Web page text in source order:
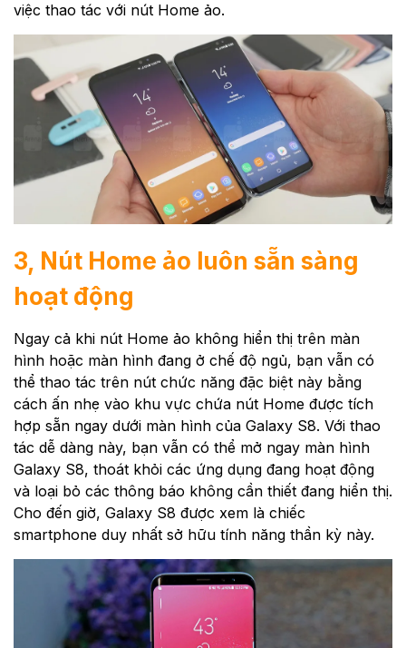
việc thao tác với nút Home ảo.
3, Nút Home ảo luôn sẵn sàng
hoạt động
Ngay cả khi nút Home ảo không hiển thị trên màn
hình hoặc màn hình đang ở chế độ ngủ, bạn vẫn có
thể thao tác trên nút chức năng đặc biệt này bằng
cách ấn nhẹ vào khu vực chứa nút Home được tích
hợp sẵn ngay dưới màn hình của Galaxy S8. Với thao
tác dễ dàng này, bạn vẫn có thể mở ngay màn hình
Galaxy S8, thoát khỏi các ứng dụng đang hoạt động
và loại bỏ các thông báo không cần thiết đang hiển thị.
Cho đến giờ, Galaxy S8 được xem là chiếc
smartphone duy nhất sở hữu tính năng thần kỳ này.